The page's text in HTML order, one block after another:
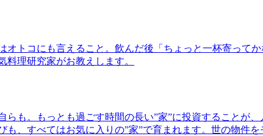
トコにも言えること。飲んだ後「ちょっと一杯寄って
理研究家がお教えします。
も。もっとも過ごす時間の長い”家”に投資することが
、すべてはお気に入りの”家”で育まれます。世の物件を